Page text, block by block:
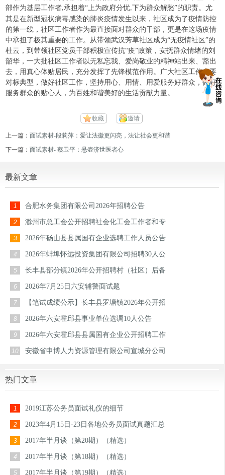
部作为基层工作者,承担着“上为政府分忧,下为群众解愁”的职责。尤
其是在新型冠状病毒感染的肺炎疫情发生以来，社区成为了疫情防控
的第一线，社区工作者作为最直接面对群众的干部，更是在这场疫情
中承担了极其重要的工作。从带领武汉芳草社区成为“无疫情社区”的
杜云，到带领社区党员干部积极宣传抗“疫”政策，安抚群众情绪的刘
韶华，一大批社区工作者以无私忘我、爱岗敬业的精神站出来、豁出
去，用真心体贴居民，充分发挥了先锋模范作用。广大社区工作者要
对标典型，做好社区工作，坚持用心、用情、用爱服务好群众，做好
服务群众的贴心人，为百姓和谐美好的生活贡献力量。
收藏 邀请
上一篇：面试素材-段莉萍：爱让法徽更闪亮，法让社会更和谐
下一篇：面试素材- 蔡卫平：悬壶济世医者心
最新文章
1 合肥水务集团有限公司2026年招聘公告
2 滁州市总工会公开招聘社会化工会工作者和专
3 2026年砀山县县属国有企业选聘工作人员公告
4 2026年蚌埠怀远投资集团有限公司招聘30人公
5 长丰县部分镇2026年公开招聘村（社区）后备
6 2026年7月25日六安辅警面试题
7 【笔试成绩公示】长丰县罗塘镇2026年公开招
8 2026年六安霍邱县事业单位选调10人公告
9 2026年六安霍邱县县属国有企业公开招聘工作
10 安徽省申博人力资源管理有限公司宣城分公司
热门文章
1 2019江苏公务员面试礼仪的细节
2 2023年4月15日-23日各地公务员面试真题汇总
3 2017年半月谈（第20期）（精选）
4 2017年半月谈（第18期）（精选）
5 2017年半月谈（第19期）（精选）